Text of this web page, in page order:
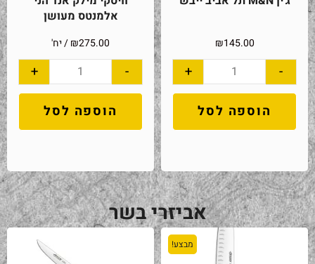
₪145.00
-
+
הוספה לסל
אלמנטס מעושן
₪275.00 / יח'
-
+
הוספה לסל
אביזרי בשר
מבצע!